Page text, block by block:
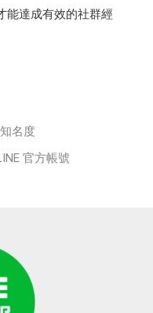
能達成有效的社群經
名度
官方帳號